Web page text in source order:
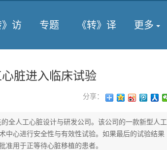
》访 专题 《转》译 更多
脏进入临床试验
分享：
全人工心脏设计与研发公司。该公司的一款新型人工
中心进行安全性与有效性试验。如果最后的试验结果
准用于正等待心脏移植的患者。